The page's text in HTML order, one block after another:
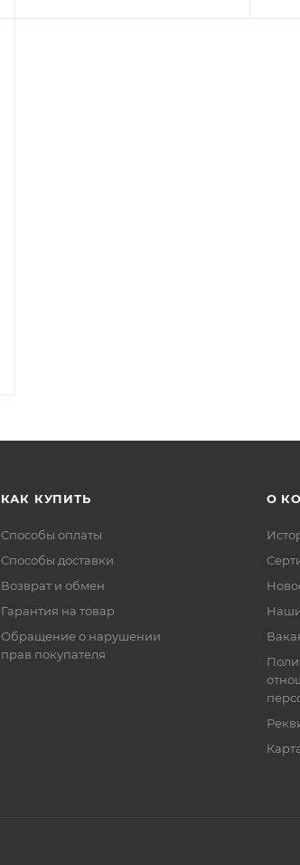
КАК КУПИТЬ
Способы оплаты
Способы доставки
Возврат и обмен
Гарантия на товар
Обращение о нарушении
прав покупателя
О